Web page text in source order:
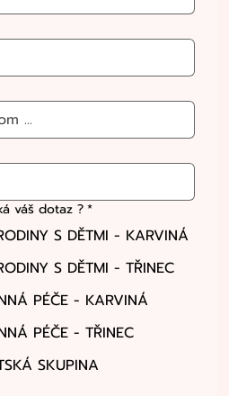
váš dotaz ? *
S DĚTMI - KARVINÁ
S DĚTMI - TŘINEC
PÉČE - KARVINÁ
PÉČE - TŘINEC
SKUPINA